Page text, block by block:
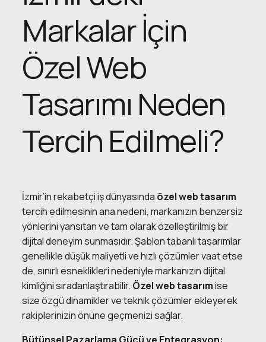
Markalar İçin
Özel Web
Tasarımı Neden
Tercih Edilmeli?
İzmir’in rekabetçi iş dünyasında özel web tasarım
tercih edilmesinin ana nedeni, markanızın benzersiz
yönlerini yansıtan ve tam olarak özelleştirilmiş bir
dijital deneyim sunmasıdır. Şablon tabanlı tasarımlar
genellikle düşük maliyetli ve hızlı çözümler vaat etse
de, sınırlı esneklikleri nedeniyle markanızın dijital
kimliğini sıradanlaştırabilir. Özel web tasarımise
size özgü dinamikler ve teknik çözümler ekleyerek
rakiplerinizin önüne geçmenizi sağlar.